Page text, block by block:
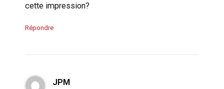
cette impression?
Répondre
JPM